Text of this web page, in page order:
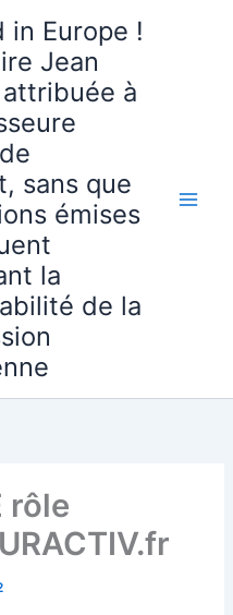
in Europe !
Jean
à
sans que
émises
la
de la
rôle